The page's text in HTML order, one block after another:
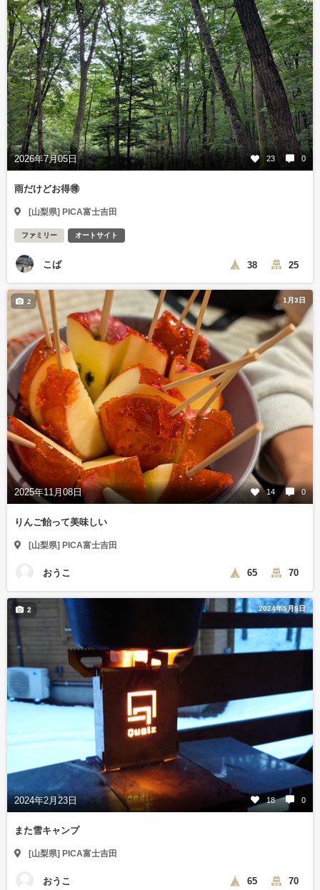
2026年7月05日 23 0
雨だけどお得🉐
[山梨県] PICA富士吉田
ファミリー オートサイト
こば 38 25
1月3日
2025年11月08日 14 0
2
りんご飴って美味しい
[山梨県] PICA富士吉田
おうこ 65 70
2024年5月9日
2024年2月23日 18 0
2
また雪キャンプ
[山梨県] PICA富士吉田
おうこ 65 70